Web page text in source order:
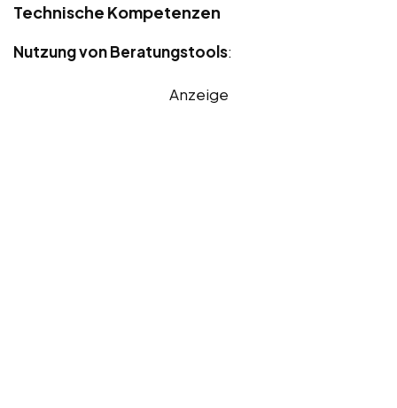
Technische Kompetenzen
Nutzung von Beratungstools:
Anzeige